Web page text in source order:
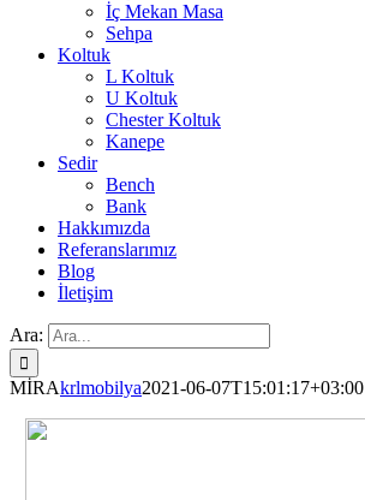
İç Mekan Masa
Sehpa
Koltuk
L Koltuk
U Koltuk
Chester Koltuk
Kanepe
Sedir
Bench
Bank
Hakkımızda
Referanslarımız
Blog
İletişim
Ara:
MİRAkrlmobilya2021-06-07T15:01:17+03:00